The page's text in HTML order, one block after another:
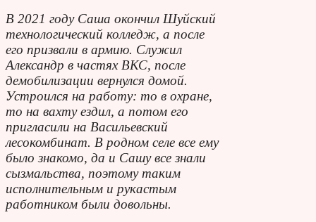
В 2021 году Саша окончил Шуйский
технологический колледж, а после
его призвали в армию. Служил
Александр в частях ВКС, после
демобилизации вернулся домой.
Устроился на работу: то в охране,
то на вахту ездил, а потом его
пригласили на Васильевский
лесокомбинат. В родном селе все ему
было знакомо, да и Сашу все знали
сызмальства, поэтому таким
исполнительным и рукастым
работником были довольны.